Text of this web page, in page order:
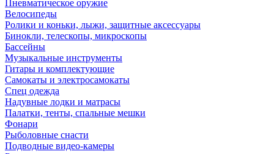
Пневматическое оружие
Велосипеды
Ролики и коньки, лыжи, защитные аксессуары
Бинокли, телескопы, микроскопы
Бассейны
Музыкальные инструменты
Гитары и комплектующие
Самокаты и электросамокаты
Спец одежда
Надувные лодки и матрасы
Палатки, тенты, спальные мешки
Фонари
Рыболовные снасти
Подводные видео-камеры